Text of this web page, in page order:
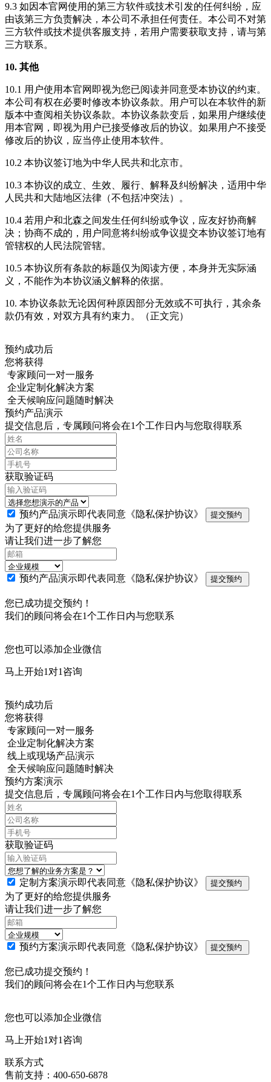
9.3 如因本官网使用的第三方软件或技术引发的任何纠纷，应
由该第三方负责解决，本公司不承担任何责任。本公司不对第
三方软件或技术提供客服支持，若用户需要获取支持，请与第
三方联系。
10. 其他
10.1 用户使用本官网即视为您已阅读并同意受本协议的约束。
本公司有权在必要时修改本协议条款。用户可以在本软件的新
版本中查阅相关协议条款。本协议条款变后，如果用户继续使
用本官网，即视为用户已接受修改后的协议。如果用户不接受
修改后的协议，应当停止使用本软件。
10.2 本协议签订地为中华人民共和北京市。
10.3 本协议的成立、生效、履行、解释及纠纷解决，适用中华
人民共和大陆地区法律（不包括冲突法）。
10.4 若用户和北森之间发生任何纠纷或争议，应友好协商解
决；协商不成的，用户同意将纠纷或争议提交本协议签订地有
管辖权的人民法院管辖。
10.5 本协议所有条款的标题仅为阅读方便，本身并无实际涵
义，不能作为本协议涵义解释的依据。
10. 本协议条款无论因何种原因部分无效或不可执行，其余条
款仍有效，对双方具有约束力。（正文完）
预约成功后
您将获得
专家顾问一对一服务
企业定制化解决方案
全天候响应问题随时解决
预约产品演示
提交信息后，专属顾问将会在1个工作日内与您取得联系
获取验证码
预约产品演示即代表同意 《隐私保护协议》 提交预约
为了更好的给您提供服务
请让我们进一步了解您
预约产品演示即代表同意 《隐私保护协议》 提交预约
您已成功提交预约！
我们的顾问将会在1个工作日内与您联系
您也可以添加企业微信
马上开始1对1咨询
预约成功后
您将获得
专家顾问一对一服务
企业定制化解决方案
线上或现场产品演示
全天候响应问题随时解决
预约方案演示
提交信息后，专属顾问将会在1个工作日内与您取得联系
获取验证码
定制方案演示即代表同意 《隐私保护协议》 提交预约
为了更好的给您提供服务
请让我们进一步了解您
预约方案演示即代表同意 《隐私保护协议》 提交预约
您已成功提交预约！
我们的顾问将会在1个工作日内与您联系
您也可以添加企业微信
马上开始1对1咨询
联系方式
售前支持：400-650-6878